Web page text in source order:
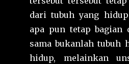
dari tubuh yang
apa pun tetap bagian
sama bukanlah tubuh
hidup, melainkan